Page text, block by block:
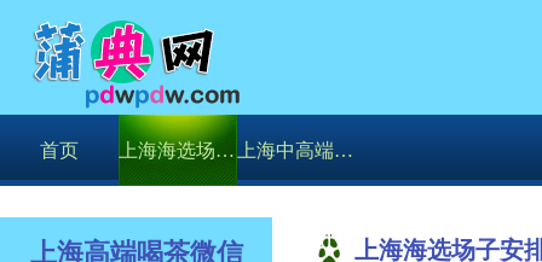
首页 上海海选场子安排 上海中高端喝茶与你
上海高端喝茶微信 上海海选场子安